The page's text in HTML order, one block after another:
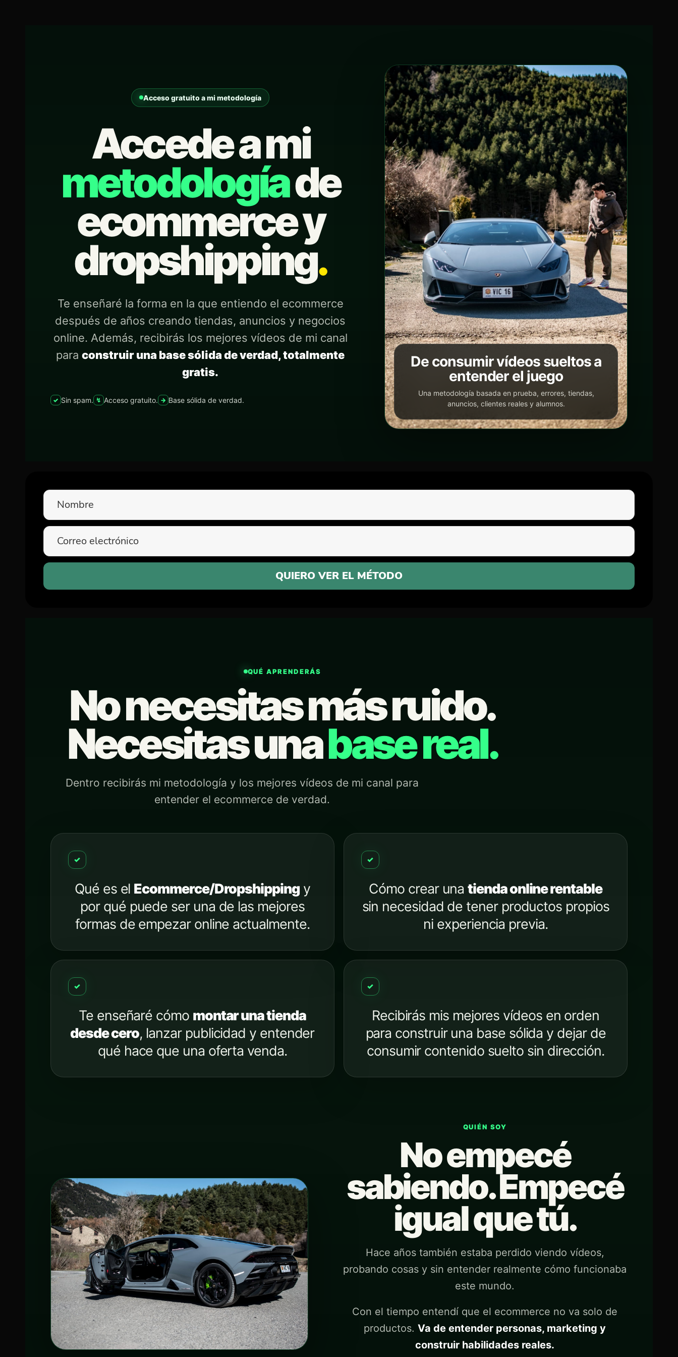
Acceso gratuito a mi metodología
Accede a mi
metodologíade
ecommerce y
dropshipping.
Te enseñaré la forma en la que entiendo el ecommerce
después de años creando tiendas, anuncios y negocios
online. Además, recibirás los mejores vídeos de mi canal
paraconstruir una base sólida de verdad, totalmente
gratis.
✓ Sin spam. ↯ Acceso gratuito. → Base sólida de verdad.
De consumir vídeos sueltos a
entender el juego
Una metodología basada en prueba, errores, tiendas,
anuncios, clientes reales y alumnos.
QUIERO VER EL MÉTODO
QUÉ APRENDERÁS
No necesitas más ruido.
Necesitas unabase real.
Dentro recibirás mi metodología y los mejores vídeos de mi canal para
entender el ecommerce de verdad.
✓
Qué es el Ecommerce/Dropshippingy
por qué puede ser una de las mejores
formas de empezar online actualmente.
✓
Cómo crear unatienda online rentable
sin necesidad de tener productos propios
ni experiencia previa.
✓
Te enseñaré cómo montar una tienda
desde cero, lanzar publicidad y entender
qué hace que una oferta venda.
✓
Recibirás mis mejores vídeos en orden
para construir una base sólida y dejar de
consumir contenido suelto sin dirección.
QUIÉN SOY
No empecé
sabiendo. Empecé
igual que tú.
Hace años también estaba perdido viendo vídeos,
probando cosas y sin entender realmente cómo funcionaba
este mundo.
Con el tiempo entendí que el ecommerce no va solo de
productos.Va de entender personas, marketing y
construir habilidades reales.